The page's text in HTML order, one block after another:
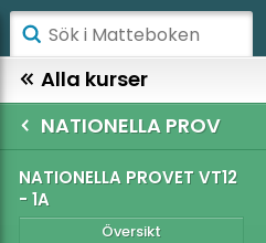
Alla kurser
NATIONELLA PROV
NATIONELLA PROVET VT12
- 1A
Översikt